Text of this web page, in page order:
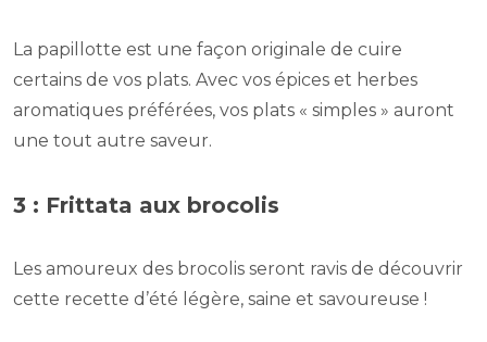
La papillotte est une façon originale de cuire
certains de vos plats. Avec vos épices et herbes
aromatiques préférées, vos plats « simples » auront
une tout autre saveur.
3 : Frittata aux brocolis
Les amoureux des brocolis seront ravis de découvrir
cette recette d’été légère, saine et savoureuse !